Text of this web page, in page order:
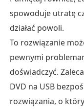
spowoduje utratę
działać powoli.
To rozwiązanie
pewnymi
doświadczyć.
DVD na USB
rozwiązania, o